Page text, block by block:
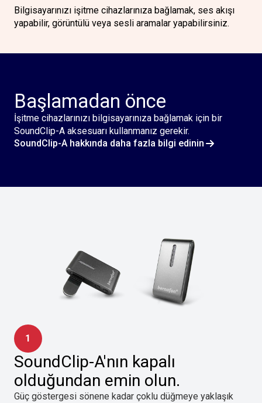
Bilgisayarınızı işitme cihazlarınıza bağlamak, ses akışı
yapabilir, görüntülü veya sesli aramalar yapabilirsiniz.
Başlamadan önce
İşitme cihazlarınızı bilgisayarınıza bağlamak için bir
SoundClip-A aksesuarı kullanmanız gerekir.
SoundClip-A hakkında daha fazla bilgi edinin
1
SoundClip-A'nın kapalı
olduğundan emin olun.
Güç göstergesi sönene kadar çoklu düğmeye yaklaşık